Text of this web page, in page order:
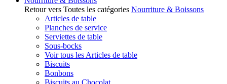
Retour vers Toutes les catégories Nourriture & Boissons
Articles de table
Planches de service
Serviettes de table
Sous-bocks
Voir tous les Articles de table
Biscuits
Bonbons
Biscuits au Chocolat